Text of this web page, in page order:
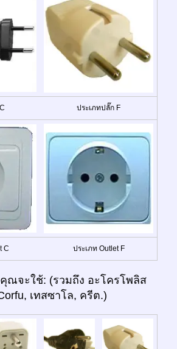
ประเภทปลั๊ก F
C ประเภท Outlet F
คุณจะใช้: (รวมถึง อะโครโพลิส
เทสซาโล, ครีต.)